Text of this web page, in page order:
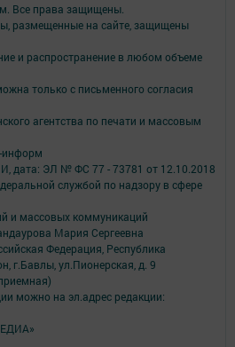
Все права защищены.
размещенные на сайте, защищены
и распространение в любом объеме
только с письменного согласия
агентства по печати и массовым
дата: ЭЛ № ФС 77 - 73781 от 12.10.2018
службой по надзору в сфере
и массовых коммуникаций
Мария Сергеевна
Федерация, Республика
г.Бавлы, ул.Пионерская, д. 9
можно на эл.адрес редакции: